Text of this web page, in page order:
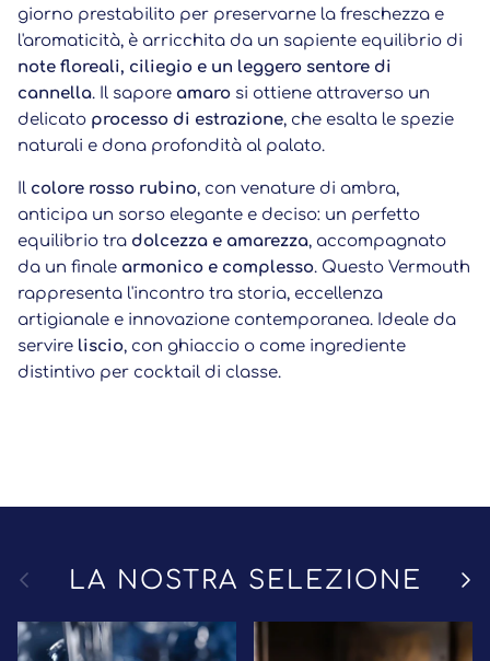
giorno prestabilito per preservarne la freschezza e
l'aromaticità, è arricchita da un sapiente equilibrio di
note floreali, ciliegio e un leggero sentore di
cannella. Il sapore amaro si ottiene attraverso un
delicato processo di estrazione, che esalta le spezie
naturali e dona profondità al palato.
Il colore rosso rubino, con venature di ambra,
anticipa un sorso elegante e deciso: un perfetto
equilibrio tra dolcezza e amarezza, accompagnato
da un finale armonico e complesso. Questo Vermouth
rappresenta l'incontro tra storia, eccellenza
artigianale e innovazione contemporanea. Ideale da
servire liscio, con ghiaccio o come ingrediente
distintivo per cocktail di classe.
Indietro LA NOSTRA SELEZIONE